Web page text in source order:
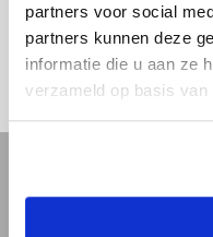
partners voor social
partners kunnen deze
informatie die u aan ze
verzameld op basis
Download hier onze